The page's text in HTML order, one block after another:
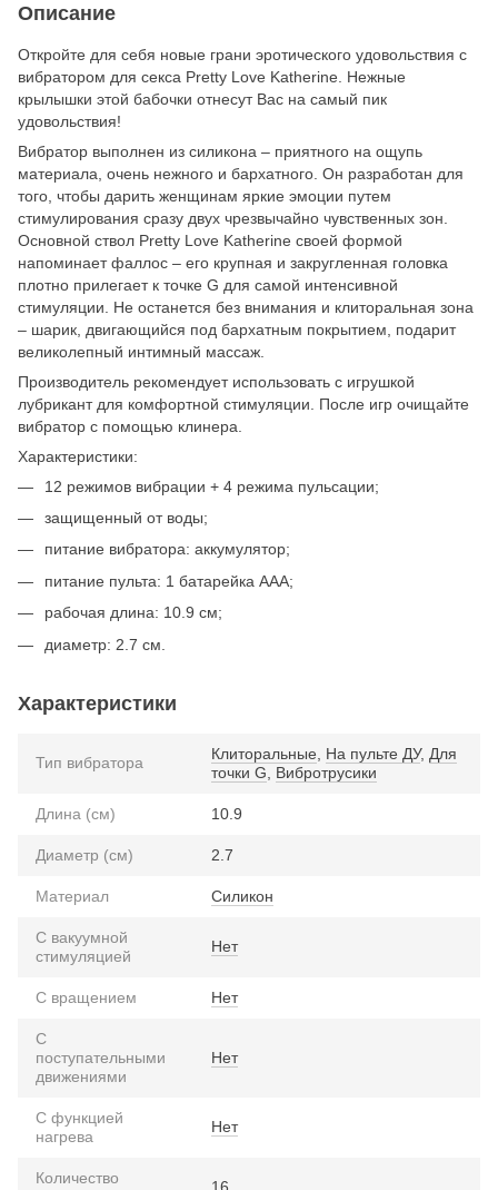
Описание
Откройте для себя новые грани эротического удовольствия с
вибратором для секса Pretty Love Katherine. Нежные
крылышки этой бабочки отнесут Вас на самый пик
удовольствия!
Вибратор выполнен из силикона – приятного на ощупь
материала, очень нежного и бархатного. Он разработан для
того, чтобы дарить женщинам яркие эмоции путем
стимулирования сразу двух чрезвычайно чувственных зон.
Основной ствол Pretty Love Katherine своей формой
напоминает фаллос – его крупная и закругленная головка
плотно прилегает к точке G для самой интенсивной
стимуляции. Не останется без внимания и клиторальная зона
– шарик, двигающийся под бархатным покрытием, подарит
великолепный интимный массаж.
Производитель рекомендует использовать с игрушкой
лубрикант для комфортной стимуляции. После игр очищайте
вибратор с помощью клинера.
Характеристики:
12 режимов вибрации + 4 режима пульсации;
защищенный от воды;
питание вибратора: аккумулятор;
питание пульта: 1 батарейка ААА;
рабочая длина: 10.9 см;
диаметр: 2.7 см.
Характеристики
Тип вибратора Клиторальные На пульте ДУ, Для
точки G
Вибротрусики
Длина (см) 10.9
Диаметр (см) 2.7
Материал Силикон
С вакуумной
стимуляцией
Нет
С вращением Нет
С
поступательными
движениями
Нет
С функцией
нагрева
Нет
Количество
16